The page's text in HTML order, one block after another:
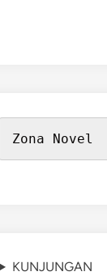
Zona Novel
KUNJUNGAN